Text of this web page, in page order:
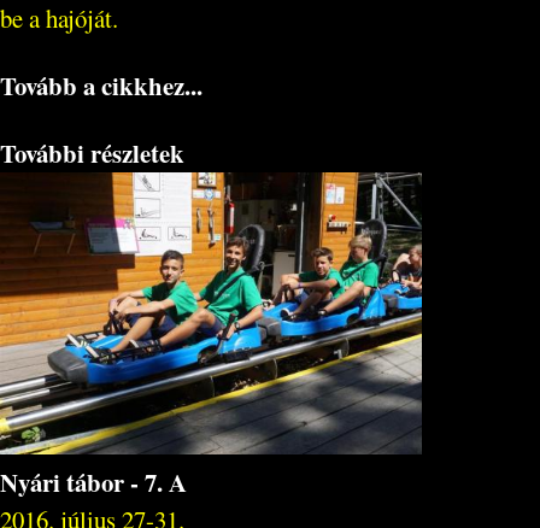
be a hajóját.
Tovább a cikkhez...
További részletek
Nyári tábor - 7. A
2016. július 27-31.